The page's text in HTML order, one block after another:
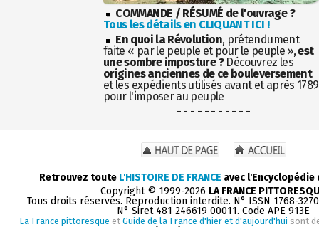
COMMANDE / RÉSUMÉ de l'ouvrage ?
Tous les détails en CLIQUANT ICI !
En quoi la Révolution, prétendument
faite « par le peuple et pour le peuple »,est
une sombre imposture ?Découvrez les
origines anciennes de ce bouleversement
et les expédients utilisés avant et après 1789
pour l'imposer au peuple
- - - - - - - - - - -
Retrouvez toute L'HISTOIRE DE FRANCE avec
Copyright © 1999-2026 LA FRANCE
Tous droits réservés. Reproduction interdite. N° ISSN 1768-
N° Siret 481 246619 00011. Code APE 913E
La France pittoresque et Guide de la France d'hier et d'aujourd'hui sont